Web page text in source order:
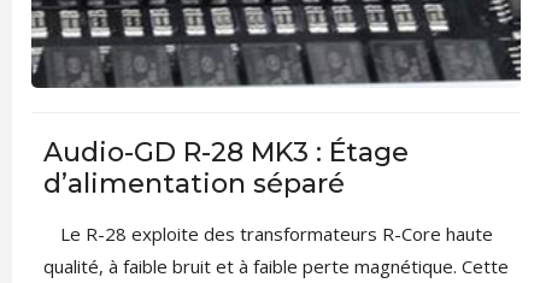
Audio-GD R-28 MK3 : Étage
d’alimentation séparé
Le R-28 exploite des transformateurs R-Core haute
qualité, à faible bruit et à faible perte magnétique. Cette